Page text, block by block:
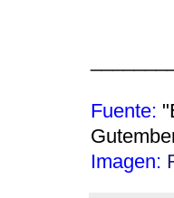
Fuente:
Imagen: